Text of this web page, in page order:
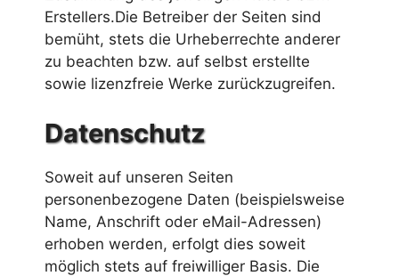
Erstellers.Die Betreiber der Seiten sind
bemüht, stets die Urheberrechte anderer
zu beachten bzw. auf selbst erstellte
sowie lizenzfreie Werke zurückzugreifen.
Datenschutz
Soweit auf unseren Seiten
personenbezogene Daten (beispielsweise
Name, Anschrift oder eMail-Adressen)
erhoben werden, erfolgt dies soweit
möglich stets auf freiwilliger Basis. Die